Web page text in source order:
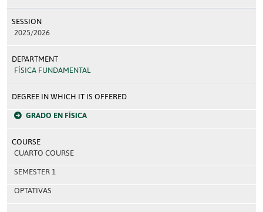
SESSION
2025/2026
DEPARTMENT
FÍSICA FUNDAMENTAL
DEGREE IN WHICH IT IS OFFERED
GRADO EN FÍSICA
COURSE
CUARTO COURSE
SEMESTER 1
OPTATIVAS